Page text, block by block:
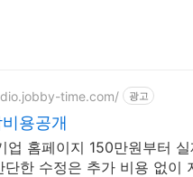
time.com/ 광고
용공개
업 홈페이지 150만원부터
한 수정은 추가 비용 없이